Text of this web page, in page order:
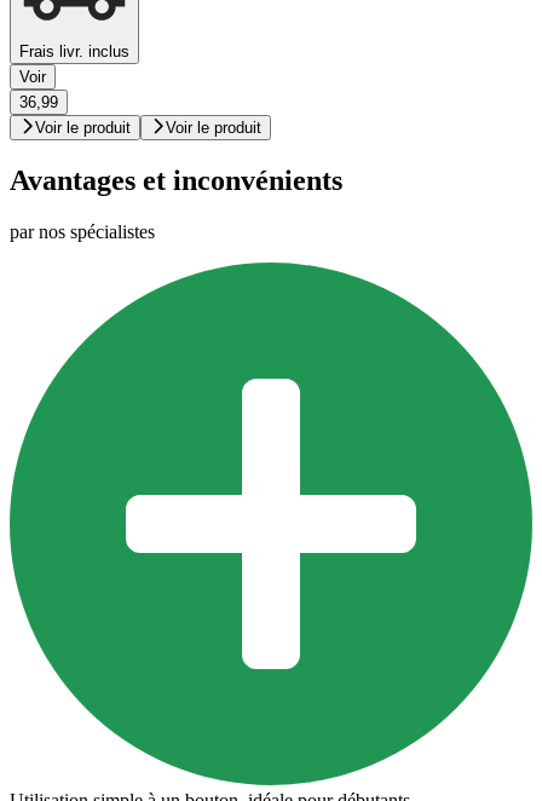
Frais livr. inclus
Voir
36,99
Voir le produit
Voir le produit
Avantages et inconvénients
par nos spécialistes